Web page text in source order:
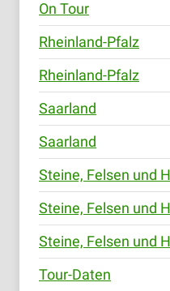
On Tour
Rheinland-Pfalz
Rheinland-Pfalz
Saarland
Saarland
Steine, Felsen und
Steine, Felsen und
Steine, Felsen und
Tour-Daten